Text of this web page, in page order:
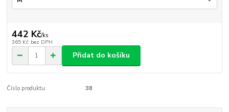
442 Kč/ks
365 Kč bez DPH
Přidat do košíku
Číslo produktu: 38